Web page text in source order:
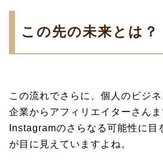
この先の未来とは？
この流れでさらに、個人のビジネ
企業からアフィリエイターさんま
Instagramのさらなる可能性に目
が目に見えていますよね。